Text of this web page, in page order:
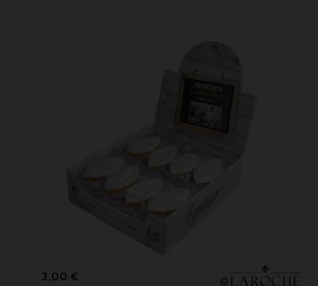
Preis
3,00 €